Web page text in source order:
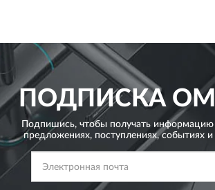
ПОДПИСКА
Подпишись, чтобы получать
предложениях, поступлениях, событиях